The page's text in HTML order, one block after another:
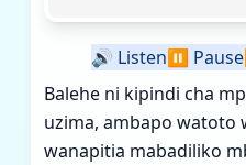
🔊 Listen⏸️ Pause
Balehe ni kipindi cha
uzima, ambapo watoto
wanapitia mabadiliko